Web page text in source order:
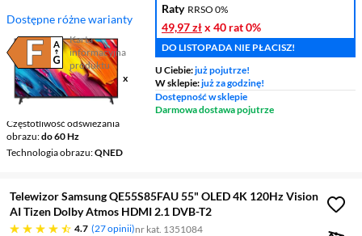
Dostępne różne warianty
Karta
informacyjna
produktu
Plik w formacie pdf
(otworzy się w nowym oknie)
Ekran 65 ", 4K UHD / 3840 x
2160
Smart TV
Częstotliwość odświeżania
obrazu do 60 Hz
Technologia obrazu QNED
Raty RRSO 0%
49,97 złx 40 rat0%
DO LISTOPADA NIE PŁACISZ!
U Ciebie:już pojutrze!
W sklepie:już za godzinę!
Dostępność w sklepie
Darmowa dostawa pojutrze
Telewizor Samsung QE55S85FAU 55" OLED 4K 120Hz Vision
AI Tizen Dolby Atmos HDMI 2.1 DVB-T2
4.7
4.7 gwiazdek 27 opinii nr kat. 1351084